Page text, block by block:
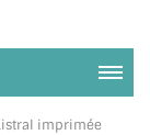
imprimée